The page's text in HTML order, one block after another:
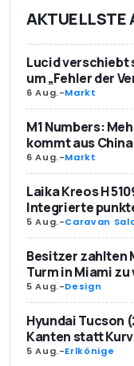
AKTUELLSTE
Lucid verschiebt
um „Fehler der
6 Aug.-Markt
M1 Numbers:
kommt aus China
6 Aug.-Markt
Laika Kreos H
Integrierte
5 Aug.-Caravan
Besitzer zahlten
Turm in Miami
5 Aug.-Design
Hyundai Tucson
Kanten statt
5 Aug.-Erlkönige